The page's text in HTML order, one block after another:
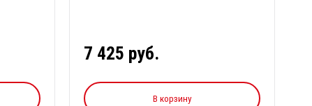
7 425 руб.
В корзину